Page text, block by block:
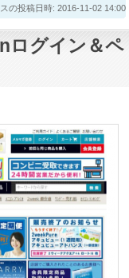
の投稿日時: 2016-11-02 14:00
ログイン＆ペ